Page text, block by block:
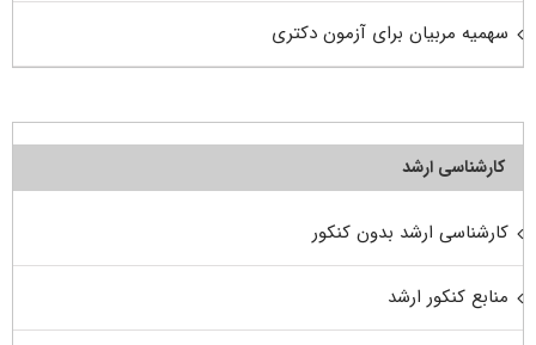
سهمیه مربیان برای آزمون دکتری
کارشناسی ارشد
کارشناسی ارشد بدون کنکور
منابع کنکور ارشد